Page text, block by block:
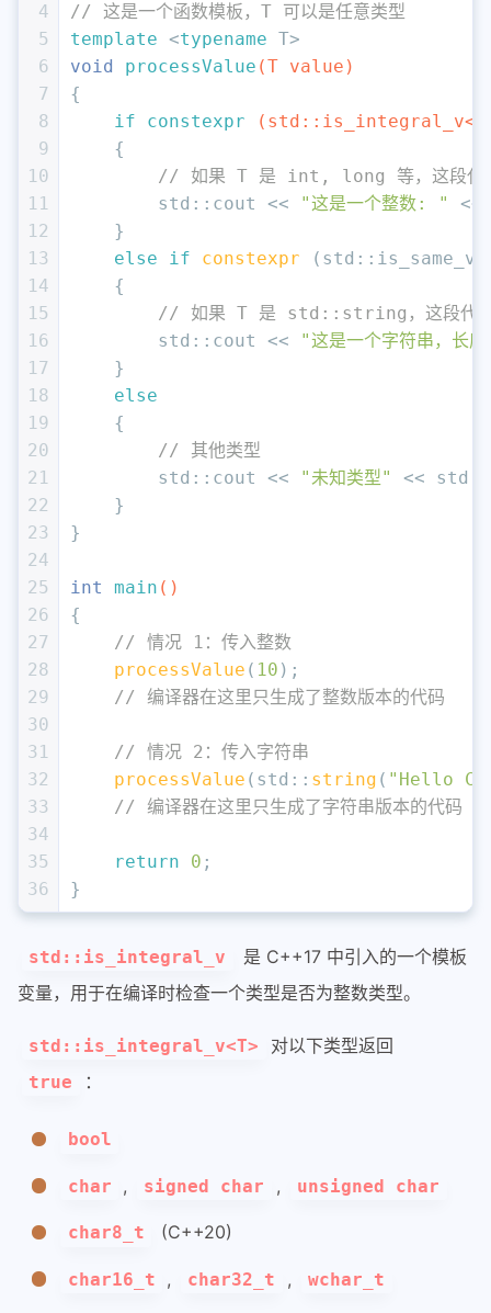
4
5
6
7
8
9
10
11
12
13
14
15
16
17
18
19
20
21
22
23
24
25
26
27
28
29
30
31
32
33
34
35
36
// 这是一个函数模板，T 可以是任意类型
template <typename T>
void
processValue (T value)
{
if
constexpr
{
// 如果 T 是 int, long 等，这段代
        std::cout <<
"这是一个整数: "
    }
else
if constexpr
    {
// 如果 T 是 std::string，这段代码
        std::cout <<
"这是一个字符串，长
    }
else
    {
// 其他类型
        std::cout <<
"未知类型"
<<
    }
}
int main ()
{
// 情况 1：传入整数
processValue ( 10 );
// 编译器在这里只生成了整数版本的代码
// 情况 2：传入字符串
processValue (std:: string ( "Hello
// 编译器在这里只生成了字符串版本的代码
return 0 ;
}
std::is_integral_v
是 C++17 中引入的一个模板
变量，用于在编译时检查一个类型是否为整数类型。
std::is_integral_v<T> 对以下类型返回
true ：
bool
char , signed char , unsigned char
char8_t (C++20)
char16_t , char32_t , wchar_t